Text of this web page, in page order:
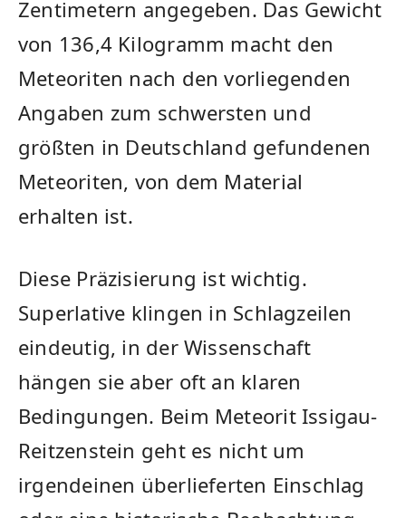
Zentimetern angegeben. Das Gewicht
von 136,4 Kilogramm macht den
Meteoriten nach den vorliegenden
Angaben zum schwersten und
größten in Deutschland gefundenen
Meteoriten, von dem Material
erhalten ist.
Diese Präzisierung ist wichtig.
Superlative klingen in Schlagzeilen
eindeutig, in der Wissenschaft
hängen sie aber oft an klaren
Bedingungen. Beim Meteorit Issigau-
Reitzenstein geht es nicht um
irgendeinen überlieferten Einschlag